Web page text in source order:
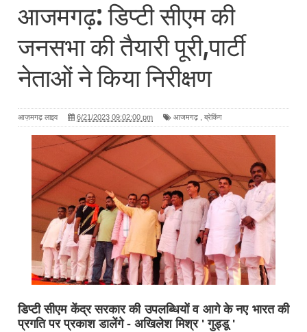
आजमगढ़: डिप्टी सीएम की
जनसभा की तैयारी पूरी,पार्टी
नेताओं ने किया निरीक्षण
आज़मगढ़ लाइव 6/21/2023 09:02:00 pm आजमगढ़ ब्रेकिंग
डिप्टी सीएम केंद्र सरकार की उपलब्धियों व आगे के नए भारत की
प्रगति पर प्रकाश डालेंगे - अखिलेश मिश्र ' गुड्डू '